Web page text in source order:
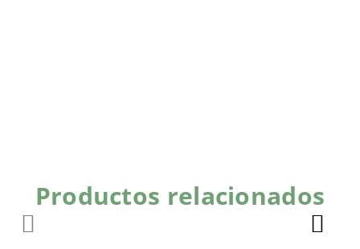
Productos relacionados